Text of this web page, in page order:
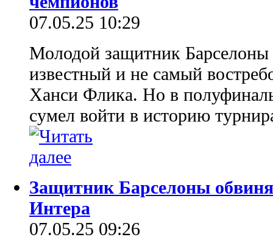
07.05.25 10:29
Молодой защитник
известный и не самый
Ханси Флика. Но в
сумел войти в историю
Защитник Барселоны
Интера
07.05.25 09:26